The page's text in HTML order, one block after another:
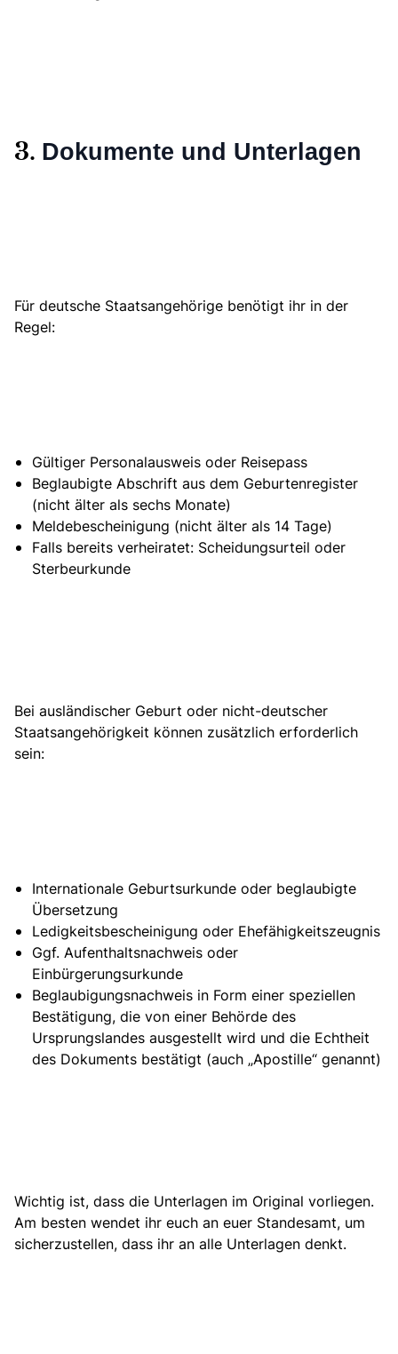
3. Dokumente und Unterlagen
Für deutsche Staatsangehörige benötigt ihr in der
Regel:
Gültiger Personalausweis oder Reisepass
Beglaubigte Abschrift aus dem Geburtenregister
(nicht älter als sechs Monate)
Meldebescheinigung (nicht älter als 14 Tage)
Falls bereits verheiratet: Scheidungsurteil oder
Sterbeurkunde
Bei ausländischer Geburt oder nicht-deutscher
Staatsangehörigkeit können zusätzlich erforderlich
sein:
Internationale Geburtsurkunde oder beglaubigte
Übersetzung
Ledigkeitsbescheinigung oder Ehefähigkeitszeugnis
Ggf. Aufenthaltsnachweis oder
Einbürgerungsurkunde
Beglaubigungsnachweis in Form einer speziellen
Bestätigung, die von einer Behörde des
Ursprungslandes ausgestellt wird und die Echtheit
des Dokuments bestätigt (auch „Apostille“ genannt)
Wichtig ist, dass die Unterlagen im Original vorliegen.
Am besten wendet ihr euch an euer Standesamt, um
sicherzustellen, dass ihr an alle Unterlagen denkt.